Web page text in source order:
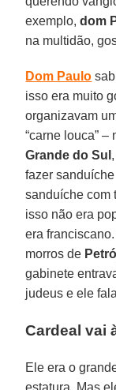
exemplo,dom
na multidão,
Dom Paulo
isso era muito
organizavam
“carne louca”
Grande do Sul
fazer
sanduíche com
isso não era
era
morros de
gabinete
judeus e ele
Cardeal vai
Ele era o
estatura. Mas